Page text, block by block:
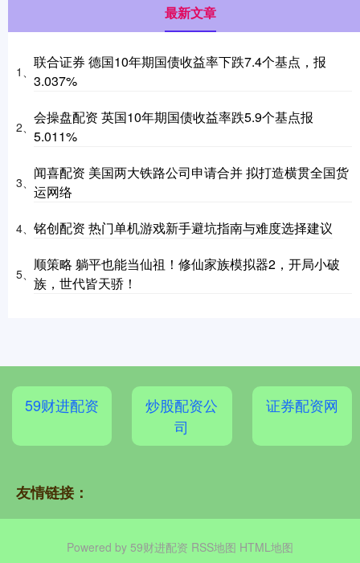
最新文章
1、
联合证券 德国10年期国债收益率下跌7.4个基点，报
3.037%
2、
会操盘配资 英国10年期国债收益率跌5.9个基点报
5.011%
3、
闻喜配资 美国两大铁路公司申请合并 拟打造横贯全国货
运网络
4、 铭创配资 热门单机游戏新手避坑指南与难度选择建议
5、
顺策略 躺平也能当仙祖！修仙家族模拟器2，开局小破
族，世代皆天骄！
59财进配资
炒股配资公
司
证券配资网
友情链接：
Powered by 59财进配资 RSS地图 HTML地图